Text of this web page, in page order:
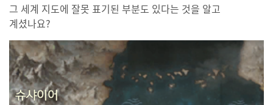
그 세계 지도에 잘못 표기된 부분도 있다는 것을 알고
계셨나요?